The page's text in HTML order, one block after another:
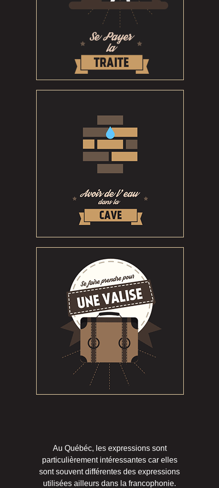
Au Québéc, les expressions sont
particulièrement intéressantes car elles
sont souvent différentes des expressions
utilisées ailleurs dans la francophonie.